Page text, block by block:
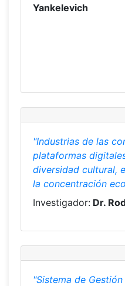
Yankelevich
"Industrias de las
plataformas
diversidad cultural,
la concentración
Investigador: Dr.
"Sistema de